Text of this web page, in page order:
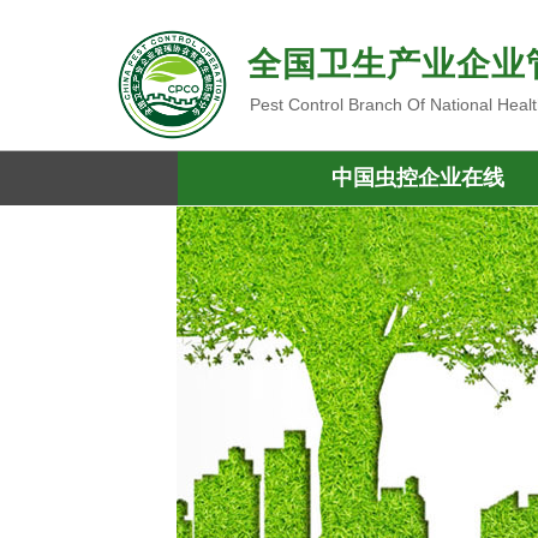
全国卫生产业企
Pest Control Branch Of National
中国虫控企业在线